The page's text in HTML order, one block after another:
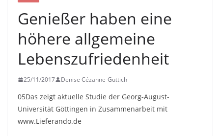
Genießer haben eine
höhere allgemeine
Lebenszufriedenheit
25/11/2017 Denise Cézanne-Güttich
05Das zeigt aktuelle Studie der Georg-August-
Universität Göttingen in Zusammenarbeit mit
www.Lieferando.de